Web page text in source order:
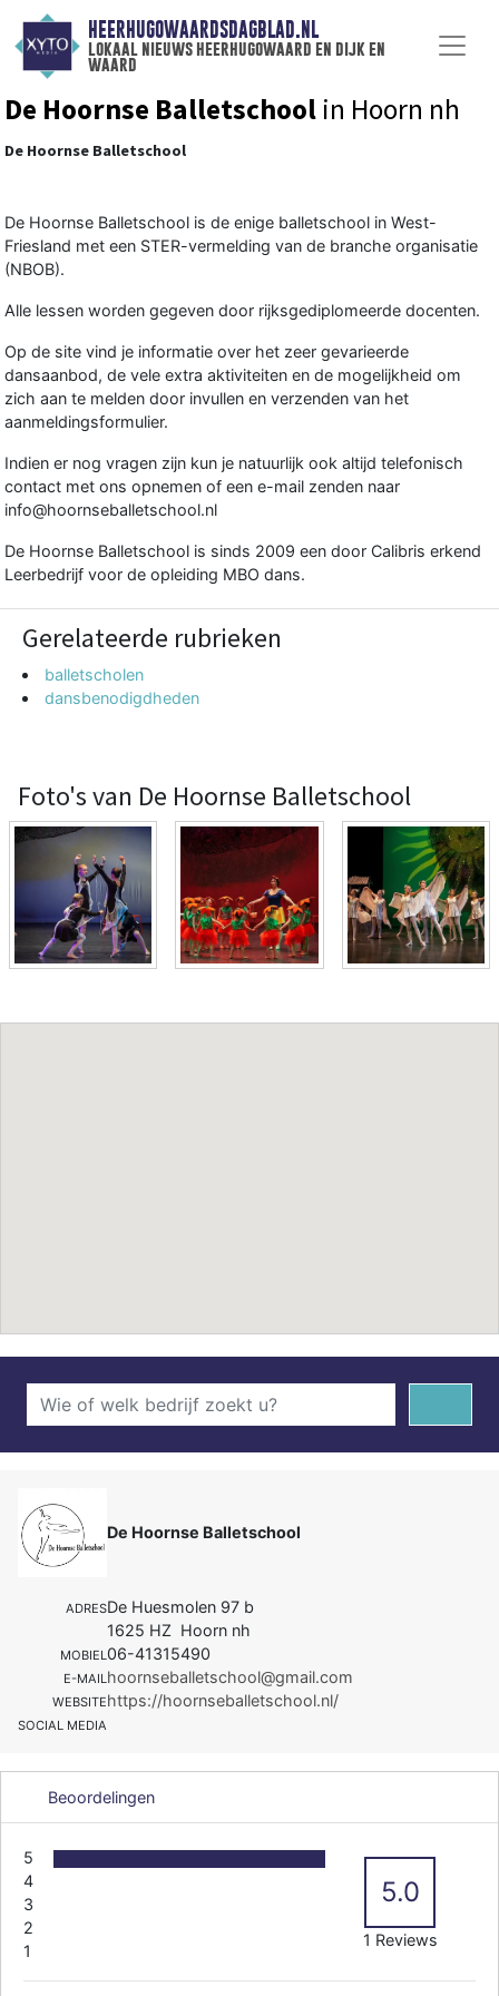
HEERHUGOWAARDSDAGBLAD.NL
lokaal nieuws heerhugowaard en dijk en
waard
De Hoornse Balletschool in Hoorn nh
De Hoornse Balletschool
De Hoornse Balletschool is de enige balletschool in West-
Friesland met een STER-vermelding van de branche organisatie
(NBOB).
Alle lessen worden gegeven door rijksgediplomeerde docenten.
Op de site vind je informatie over het zeer gevarieerde
dansaanbod, de vele extra aktiviteiten en de mogelijkheid om
zich aan te melden door invullen en verzenden van het
aanmeldingsformulier.
Indien er nog vragen zijn kun je natuurlijk ook altijd telefonisch
contact met ons opnemen of een e-mail zenden naar
info@hoornseballetschool.nl
De Hoornse Balletschool is sinds 2009 een door Calibris erkend
Leerbedrijf voor de opleiding MBO dans.
Gerelateerde rubrieken
balletscholen
dansbenodigdheden
Foto's van De Hoornse Balletschool
De Hoornse Balletschool
ADRESDe Huesmolen 97 b
1625 HZ Hoorn nh
MOBIEL06-41315490
E-MAILhoornseballetschool@gmail.com
WEBSITEhttps://hoornseballetschool.nl/
SOCIAL MEDIA
Beoordelingen
5
4
3
2
1
5.0
1 Reviews